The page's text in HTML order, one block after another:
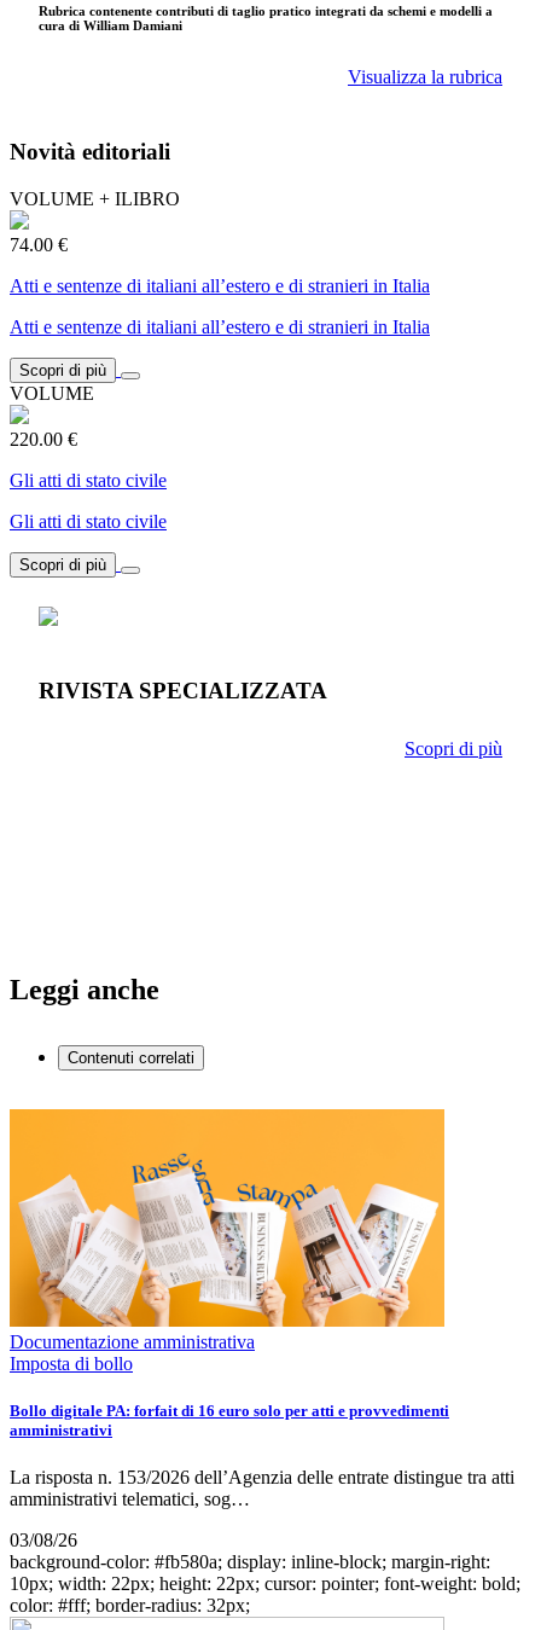
Rubrica contenente contributi di taglio pratico integrati da schemi e modelli a
cura di William Damiani
Visualizza la rubrica
Novità editoriali
VOLUME + ILIBRO
74.00 €
Atti e sentenze di italiani all’estero e di stranieri in Italia
Atti e sentenze di italiani all’estero e di stranieri in Italia
Scopri di più
VOLUME
220.00 €
Gli atti di stato civile
Gli atti di stato civile
Scopri di più
RIVISTA SPECIALIZZATA
Scopri di più
Leggi anche
Contenuti correlati
Documentazione amministrativa
Imposta di bollo
Bollo digitale PA: forfait di 16 euro solo per atti e provvedimenti
amministrativi
La risposta n. 153/2026 dell’Agenzia delle entrate distingue tra atti
amministrativi telematici, sog…
03/08/26
background-color: #fb580a; display: inline-block; margin-right:
10px; width: 22px; height: 22px; cursor: pointer; font-weight: bold;
color: #fff; border-radius: 32px;